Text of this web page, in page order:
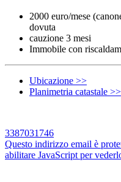
2000 euro/mese
dovuta
cauzione 3 mesi
Immobile con
Ubicazione >>
Planimetria catastale >>
3387031746
Questo indirizzo email è
abilitare JavaScript per